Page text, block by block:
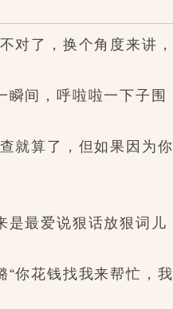
了，换个角度来讲，
间，呼啦啦一下子围
就算了，但如果因为你
最爱说狠话放狠词儿
你花钱找我来帮忙，我